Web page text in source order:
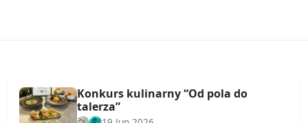
Konkurs kulinarny “Od pola do
talerza”